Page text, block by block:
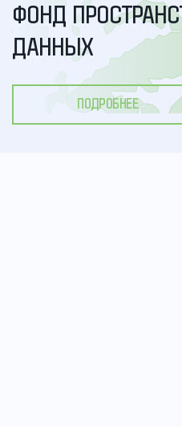
ФОНД
ДАННЫХ
ПОДРОБНЕЕ